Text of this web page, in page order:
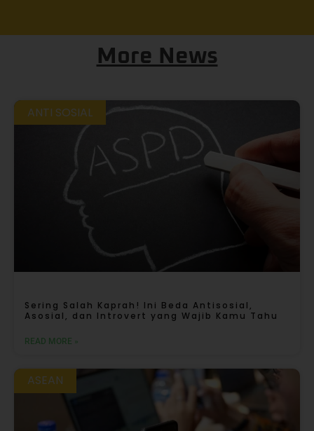
More News
ANTI SOSIAL
Sering Salah Kaprah! Ini Beda Antisosial,
Asosial, dan Introvert yang Wajib Kamu Tahu
READ MORE »
ASEAN